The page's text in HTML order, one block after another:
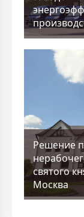
Решение
святого
Москва